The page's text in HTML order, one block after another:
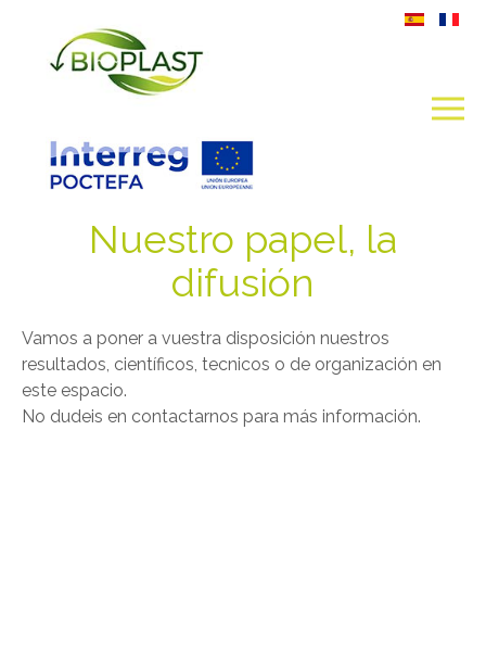
Nuestro papel, la
difusión
Vamos a poner a vuestra disposición nuestros
resultados, científicos, tecnicos o de organización en
este espacio.
No dudeis en contactarnos para más información.